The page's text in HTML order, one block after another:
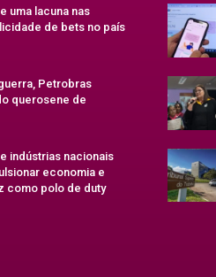
uma lacuna nas
de bets no país
Petrobras
querosene de
indústrias nacionais
economia e
como polo de duty